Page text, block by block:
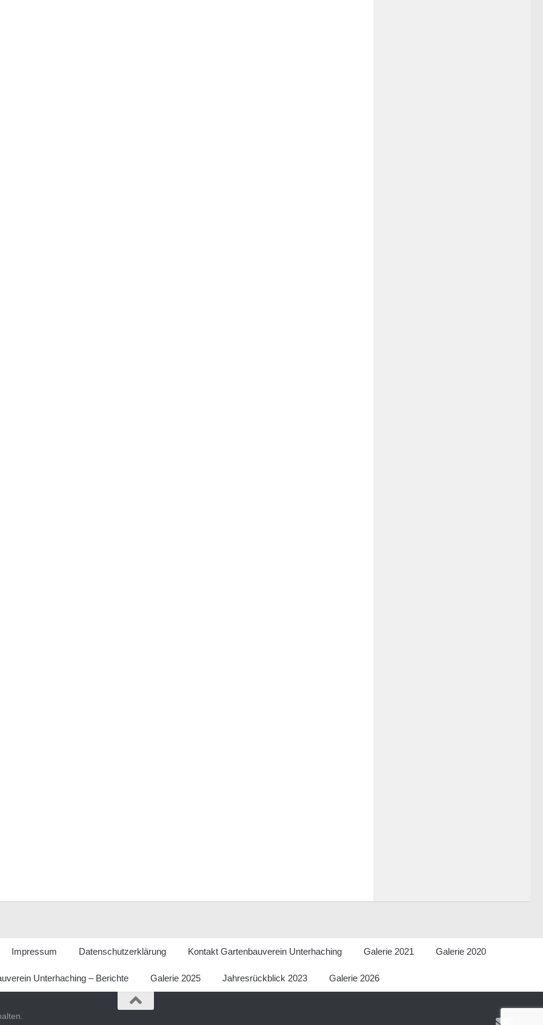
Impressum Datenschutzerklärung Kontakt Gartenbauverein Unterhaching Galerie 2021 Galerie 2020
Unterhaching – Berichte Galerie 2025 Jahresrückblick 2023 Galerie 2026